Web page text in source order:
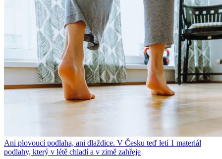
Ani plovoucí podlaha, ani dlaždice. V Česku teď letí 1 materiál
podlahy, který v létě chladí a v zimě zahřeje